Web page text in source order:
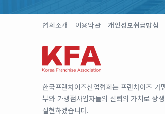
협회소개 이용약관 개인정보취급방침
한국프랜차이즈산업협회는 프랜차이즈 가
부와 가맹점사업자들의 신뢰의 가치로 상
실현하겠습니다.